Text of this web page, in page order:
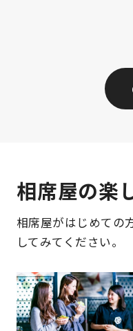
相席屋の楽
相席屋がはじめての
してみてください。